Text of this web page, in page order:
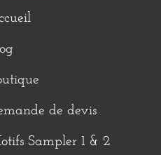
de devis
Sampler 1 & 2